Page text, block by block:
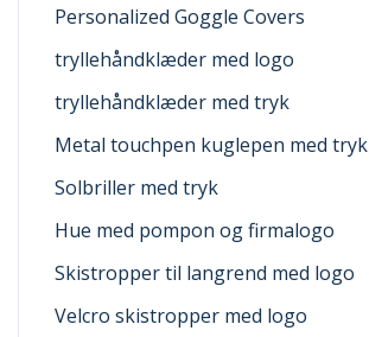
Personalized Goggle Covers
tryllehåndklæder med logo
tryllehåndklæder med tryk
Metal touchpen kuglepen med tryk
Solbriller med tryk
Hue med pompon og firmalogo
Skistropper til langrend med logo
Velcro skistropper med logo